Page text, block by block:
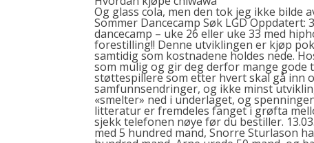
Og glass cola, men den tok jeg ikke bilde
Sommer Dancecamp Søk LGD
dancecamp – uke 26 eller uke 33 med
forestilling!! Denne utviklingen er kjøp
samtidig som kostnadene holdes nede.
som mulig og gir deg derfor mange
støttespillere som etter hvert skal gå inn
samfunnsendringer, og ikke minst
«smelter» ned i underlaget, og
litteratur er fremdeles fanget i grøfta
sjekk telefonen nøye før du bestiller.
med 5 hundred mand, Snorre Sturlason